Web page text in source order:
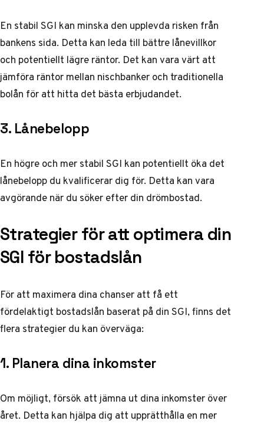
En stabil SGI kan minska den upplevda risken från
bankens sida. Detta kan leda till bättre lånevillkor
och potentiellt lägre räntor. Det kan vara värt att
jämföra räntor mellan nischbanker och traditionella
bolån för att hitta det bästa erbjudandet.
3. Lånebelopp
En högre och mer stabil SGI kan potentiellt öka det
lånebelopp du kvalificerar dig för. Detta kan vara
avgörande när du söker efter din drömbostad.
Strategier för att optimera din
SGI för bostadslån
För att maximera dina chanser att få ett
fördelaktigt bostadslån baserat på din SGI, finns det
flera strategier du kan överväga:
1. Planera dina inkomster
Om möjligt, försök att jämna ut dina inkomster över
året. Detta kan hjälpa dig att upprätthålla en mer